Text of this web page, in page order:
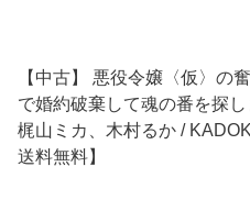
【中古】 悪役令嬢〈仮〉の
で婚約破棄して魂の番を探
梶山ミカ、木村るか /
送料無料】